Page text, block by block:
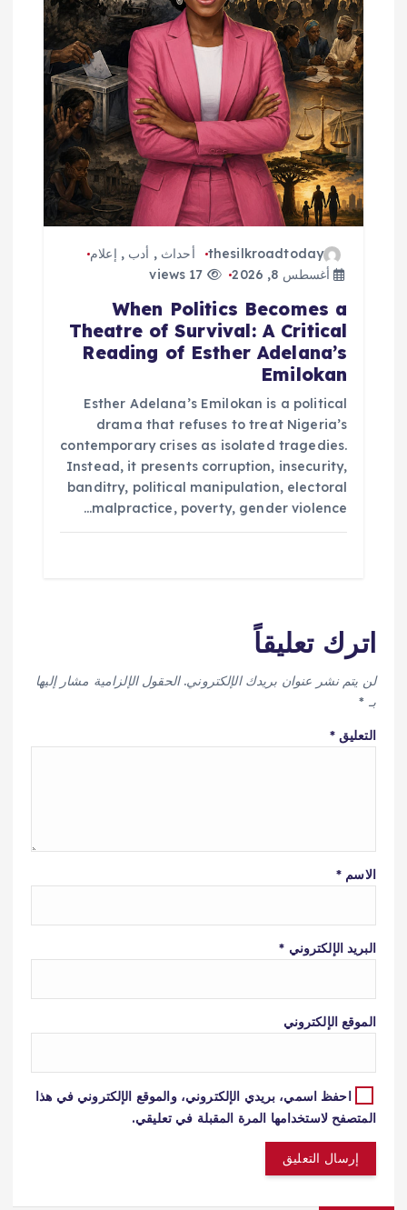
thesilkroadtoday أحداث , أدب , إعلام
أغسطس 8, 2026
When Politics Becomes a
Theatre of Survival: A Critical
Reading of Esther Adelana’s
Emilokan
Esther Adelana’s Emilokan is a political
drama that refuses to treat Nigeria’s
contemporary crises as isolated tragedies.
Instead, it presents corruption, insecurity,
banditry, political manipulation, electoral
malpractice, poverty, gender violence…
اترك تعليقاً
لن يتم نشر عنوان بريدك الإلكتروني. الحقول الإلزامية مشار إليها
بـ *
التعليق*
الاسم *
البريد الإلكتروني *
الموقع الإلكتروني
احفظ اسمي، بريدي الإلكتروني، والموقع الإلكتروني في هذا
المتصفح لاستخدامها المرة المقبلة في تعليقي.